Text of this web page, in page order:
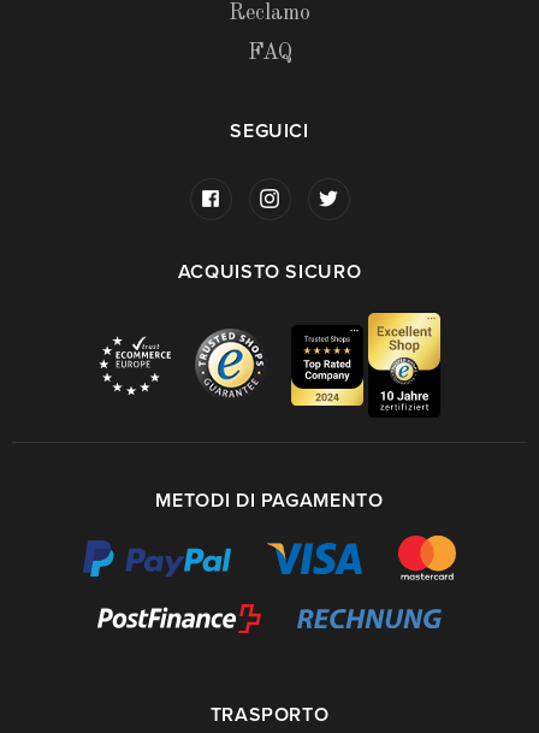
Reclamo
FAQ
SEGUICI
ACQUISTO SICURO
METODI DI PAGAMENTO
TRASPORTO